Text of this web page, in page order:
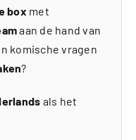
box met
aan de hand van
komische vragen
?
als het